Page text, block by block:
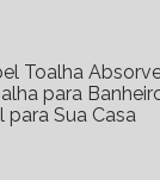
Toalha
para
para Sua Casa